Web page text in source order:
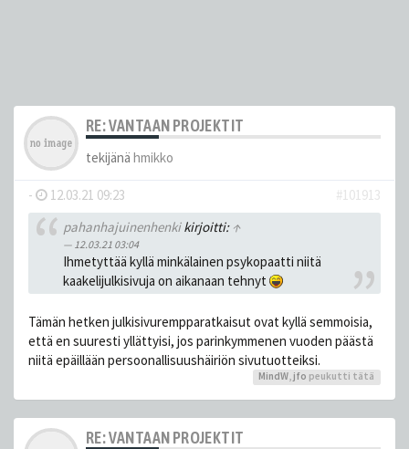
RE: VANTAAN PROJEKTIT
tekijänä hmikko
- 12.03.21 09:23
#101913
pahanhajuinenhenkikirjoitti: ↑
12.03.21 03:04
Ihmetyttää kyllä minkälainen psykopaatti niitä
kaakelijulkisivuja on aikanaan tehnyt
Tämän hetken julkisivurempparatkaisut ovat kyllä semmoisia,
että en suuresti yllättyisi, jos parinkymmenen vuoden päästä
niitä epäillään persoonallisuushäiriön sivutuotteiksi.
MindW, jfo peukutti tätä
RE: VANTAAN PROJEKTIT